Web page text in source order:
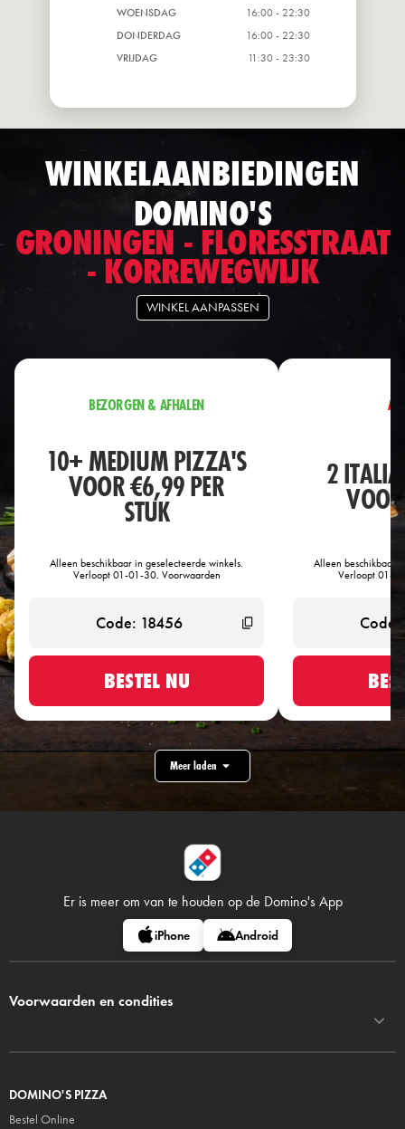
WOENSDAG
16:00 - 22:30
DONDERDAG
16:00 - 22:30
VRIJDAG
11:30 - 23:30
WINKELAANBIEDINGEN
DOMINO'S
GRONINGEN - FLORESSTRAAT
- KORREWEGWIJK
WINKEL AANPASSEN
BEZORGEN & AFHALEN
10+ MEDIUM PIZZA'S
VOOR €6,99 PER
STUK
Alleen beschikbaar in geselecteerde winkels.
Verloopt 01-01-30. Voorwaarden
BESTEL NU
2
Alleen beschikbaar
Verloopt 01-
Meer laden
Er is meer om van te houden op de Domino's App
iPhone Android
Voorwaarden en condities
DOMINO'S PIZZA
Bestel Online